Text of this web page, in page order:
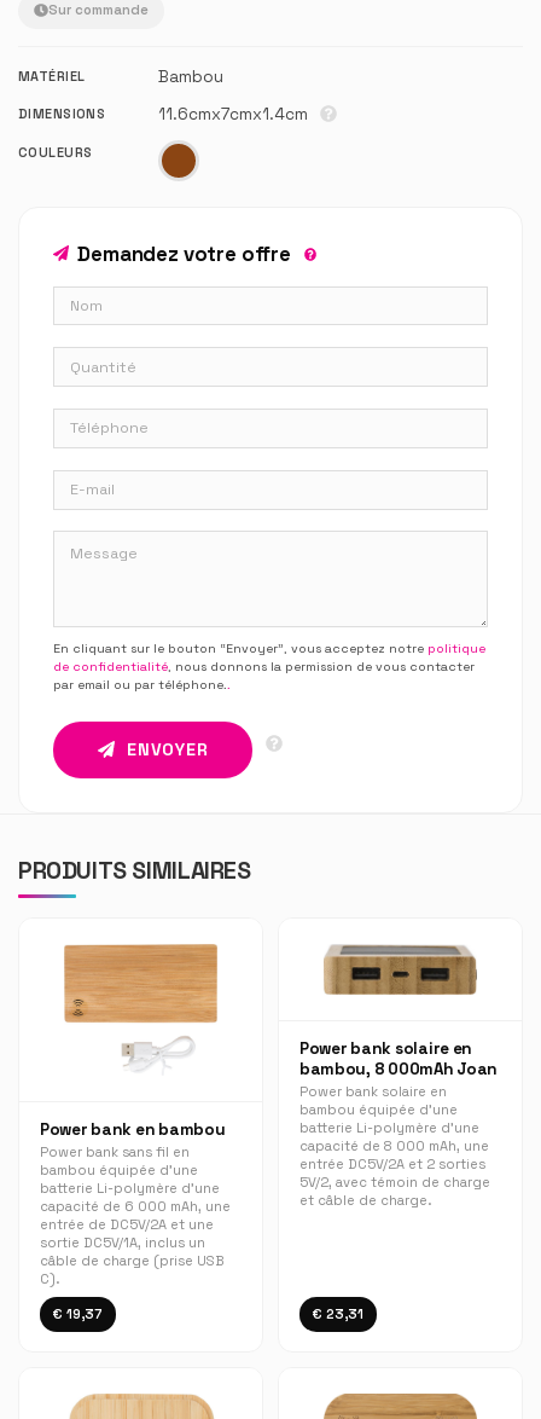
Sur commande
MATÉRIEL Bambou
DIMENSIONS 11.6cmx7cmx1.4cm
COULEURS
Demandez votre offre
En cliquant sur le bouton “Envoyer”, vous acceptez notre politique
de confidentialité, nous donnons la permission de vous contacter
par email ou par téléphone..
ENVOYER
PRODUITS SIMILAIRES
Power bank en bambou
Power bank sans fil en
bambou équipée d'une
batterie Li-polymère d'une
capacité de 6 000 mAh, une
entrée de DC5V/2A et une
sortie DC5V/1A, inclus un
câble de charge (prise USB
C).
€ 19,37
Power bank solaire en
bambou, 8 000mAh Joan
Power bank solaire en
bambou équipée d'une
batterie Li-polymère d'une
capacité de 8 000 mAh, une
entrée DC5V/2A et 2 sorties
5V/2, avec témoin de charge
et câble de charge.
€ 23,31